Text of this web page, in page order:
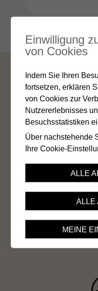
Kontakt Jobs
Rechtliche Hinweise
Einwilligung
von Cookies
Indem Sie Ihren
fortsetzen, erklären
von Cookies zur
Nutzererlebnisses
Besuchsstatistiken
Über nachstehende
Ihre Cookie-
ALLE
ALLE
MEINE